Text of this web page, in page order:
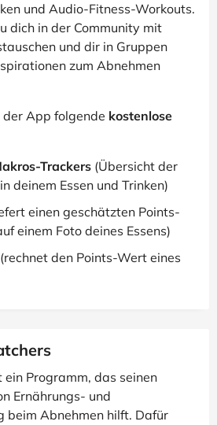
und Audio-Fitness-Workouts.
dich in der Community mit
und dir in Gruppen
zum Abnehmen
App folgende kostenlose
Trackers (Übersicht der
deinem Essen und Trinken)
einen geschätzten Points-
einem Foto deines Essens)
den Points-Wert eines
Programm, das seinen
Ernährungs- und
beim Abnehmen hilft. Dafür